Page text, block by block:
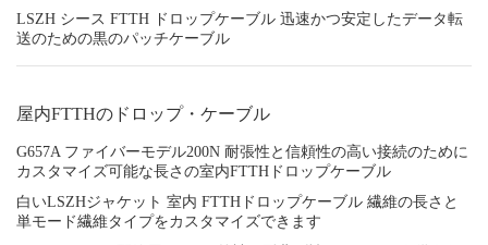
LSZH シース FTTH ドロップケーブル 迅速かつ安定したデータ転
送のための黒のパッチケーブル
屋内FTTHのドロップ・ケーブル
G657A ファイバーモデル200N 耐張性と信頼性の高い接続のために
カスタマイズ可能な長さの室内FTTHドロップケーブル
白いLSZHジャケット 室内 FTTHドロップケーブル 繊維の長さと
単モード繊維タイプをカスタマイズできます